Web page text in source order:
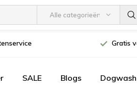
Alle categorieën
Gratis
SALE Blogs Dogwash